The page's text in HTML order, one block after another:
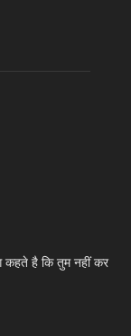
कहते है कि तुम नहीं कर